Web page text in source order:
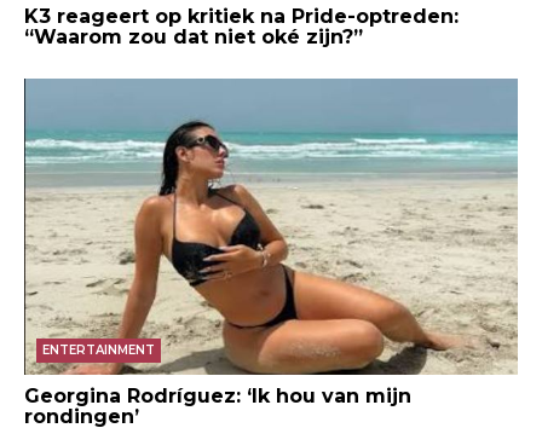
K3 reageert op kritiek na Pride-optreden:
“Waarom zou dat niet oké zijn?”
ENTERTAINMENT
Georgina Rodríguez: ‘Ik hou van mijn
rondingen’